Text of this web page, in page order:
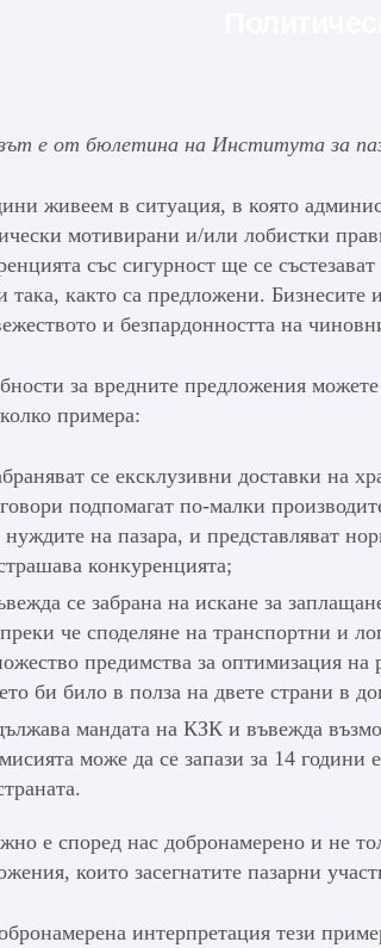
е от бюлетина на Института за
живеем в ситуация, в която
мотивирани и/или лобистки
със сигурност ще се
така, както са предложени.
и безпардонността на
за вредните предложения
примера:
се ексклузивни доставки на
подпомагат по-малки
нуждите на пазара, и представляват
конкуренцията;
се забрана на искане за
че споделяне на транспортни и
предимства за оптимизация на
би било в полза на двете страни в
мандата на КЗК и въвежда
може да се запази за 14
е според нас добронамерено и не
които засегнатите пазарни
интерпретация тези